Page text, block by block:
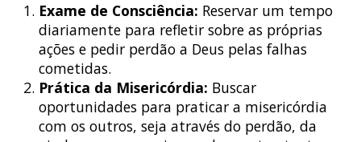
Exame de Consciência: Reservar um tempo
diariamente para refletir sobre as próprias
ações e pedir perdão a Deus pelas falhas
cometidas.
Prática da Misericórdia: Buscar
oportunidades para praticar a misericórdia
com os outros, seja através do perdão, da